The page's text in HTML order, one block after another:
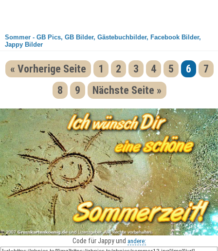
Sommer - GB Pics, GB Bilder, Gästebuchbilder, Facebook Bilder,
Jappy Bilder
« Vorherige Seite 1 2 3 4 5 6
7
8
9 Nächste Seite »
Code für Jappy und andere: